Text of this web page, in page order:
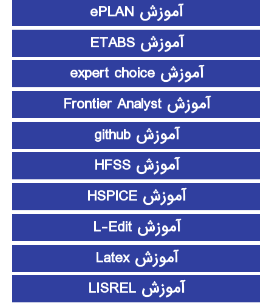
آموزش ePLAN
آموزش ETABS
آموزش expert choice
آموزش Frontier Analyst
آموزش github
آموزش HFSS
آموزش HSPICE
آموزش L-Edit
آموزش Latex
آموزش LISREL